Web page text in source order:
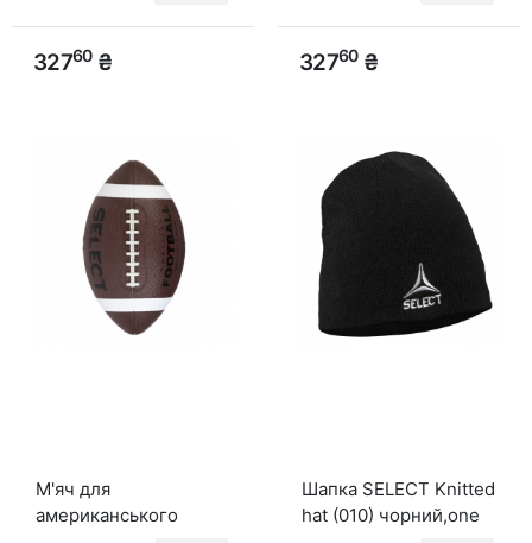
32760₴ 32760₴
М'яч для
американського
Шапка SELECT Knitted
hat (010) чорний,one